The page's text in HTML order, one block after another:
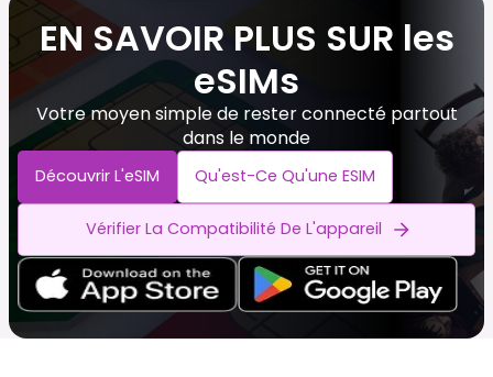
EN SAVOIR PLUS SUR les
eSIMs
Votre moyen simple de rester connecté partout
dans le monde
Découvrir L'eSIM Qu'est-Ce Qu'une ESIM
Vérifier La Compatibilité De L'appareil